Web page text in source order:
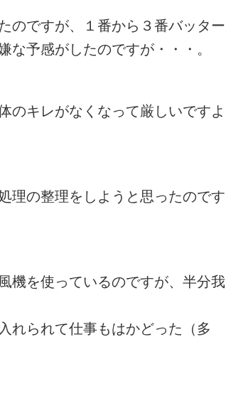
のですが、１番から３番バッター
な予感がしたのですが・・・。
のキレがなくなって厳しいですよ
理の整理をしようと思ったのです
機を使っているのですが、半分我
れられて仕事もはかどった（多